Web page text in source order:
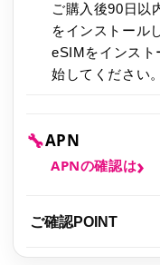
ご購入後90日以
をインストール
eSIMをインスト
始してください。
🔧APN
APNの確認は
ご確認POINT